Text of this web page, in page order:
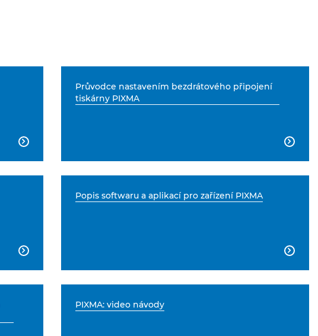

Průvodce nastavením bezdrátového připojení
tiskárny PIXMA


Popis softwaru a aplikací pro zařízení PIXMA

PIXMA: video návody